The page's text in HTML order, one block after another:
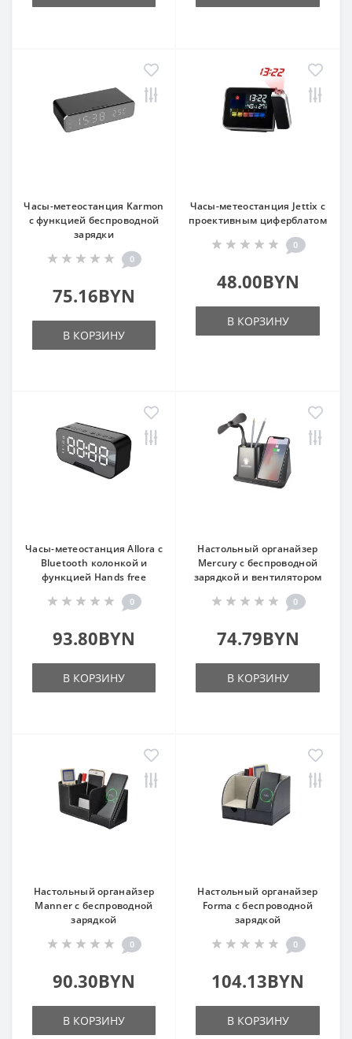
Часы-метеостанция Karmon
с функцией беспроводной
зарядки
0
75.16BYN
В КОРЗИНУ
Часы-метеостанция Jettix с
проективным циферблатом
0
48.00BYN
В КОРЗИНУ
Часы-метеостанция Allora с
Bluetooth колонкой и
функцией Hands free
0
93.80BYN
В КОРЗИНУ
Настольный органайзер
Mercury с беспроводной
зарядкой и вентилятором
0
74.79BYN
В КОРЗИНУ
Настольный органайзер
Manner c беспроводной
зарядкой
0
90.30BYN
В КОРЗИНУ
Настольный органайзер
Forma c беспроводной
зарядкой
0
104.13BYN
В КОРЗИНУ